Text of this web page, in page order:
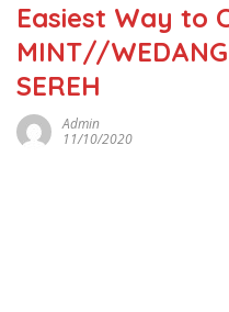
Easiest Way to
MINT//
SEREH
Admin
11/10/2020